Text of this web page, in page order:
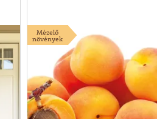
Mézelő
növények